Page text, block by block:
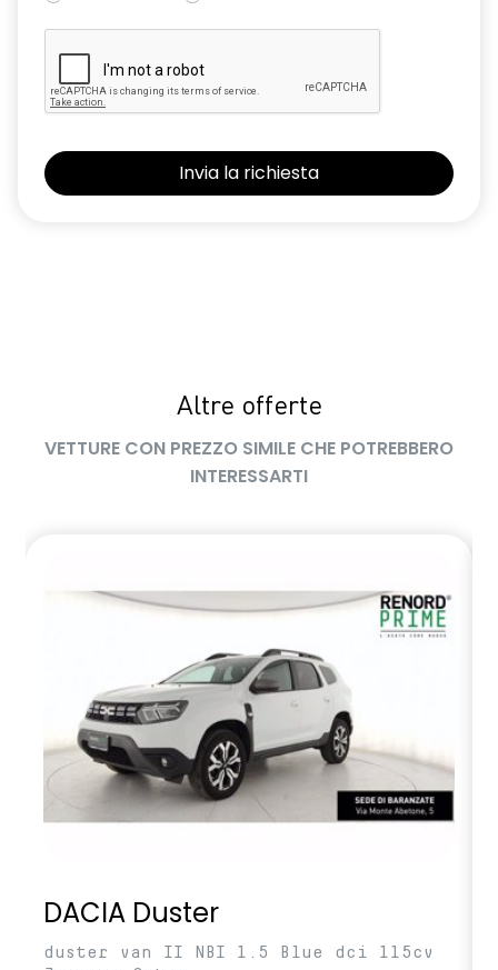
Altre offerte
VETTURE CON PREZZO SIMILE CHE POTREBBERO
INTERESSARTI
DACIA Duster
duster van II NBI 1.5 Blue dci 115cv